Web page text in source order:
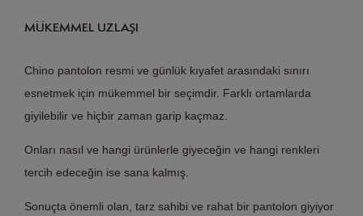
MÜKEMMEL UZLAŞI
Chino pantolon resmi ve günlük kıyafet arasındaki sınırı
esnetmek için mükemmel bir seçimdir. Farklı ortamlarda
giyilebilir ve hiçbir zaman garip kaçmaz.
Onları nasıl ve hangi ürünlerle giyeceğin ve hangi renkleri
tercih edeceğin ise sana kalmış.
Sonuçta önemli olan, tarz sahibi ve rahat bir pantolon giyiyor